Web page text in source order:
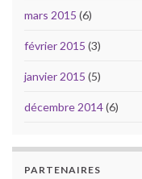
mars 2015 (6)
février 2015 (3)
janvier 2015 (5)
décembre 2014(6)
PARTENAIRES